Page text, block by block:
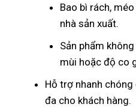
Bao bì rách,
nhà sản xuất.
Sản phẩm
mùi hoặc độ co
Hỗ trợ nhanh
đa cho khách hàng.